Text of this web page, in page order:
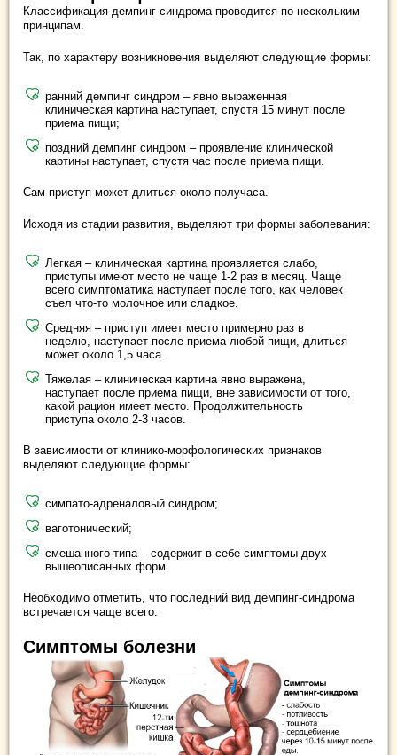
Классификация демпинг-синдрома проводится по нескольким
принципам.
Так, по характеру возникновения выделяют следующие формы:
ранний демпинг синдром – явно выраженная
клиническая картина наступает, спустя 15 минут после
приема пищи;
поздний демпинг синдром – проявление клинической
картины наступает, спустя час после приема пищи.
Сам приступ может длиться около получаса.
Исходя из стадии развития, выделяют три формы заболевания:
Легкая – клиническая картина проявляется слабо,
приступы имеют место не чаще 1-2 раз в месяц. Чаще
всего симптоматика наступает после того, как человек
съел что-то молочное или сладкое.
Средняя – приступ имеет место примерно раз в
неделю, наступает после приема любой пищи, длиться
может около 1,5 часа.
Тяжелая – клиническая картина явно выражена,
наступает после приема пищи, вне зависимости от того,
какой рацион имеет место. Продолжительность
приступа около 2-3 часов.
В зависимости от клинико-морфологических признаков
выделяют следующие формы:
симпато-адреналовый синдром;
ваготонический;
смешанного типа – содержит в себе симптомы двух
вышеописанных форм.
Необходимо отметить, что последний вид демпинг-синдрома
встречается чаще всего.
Симптомы болезни